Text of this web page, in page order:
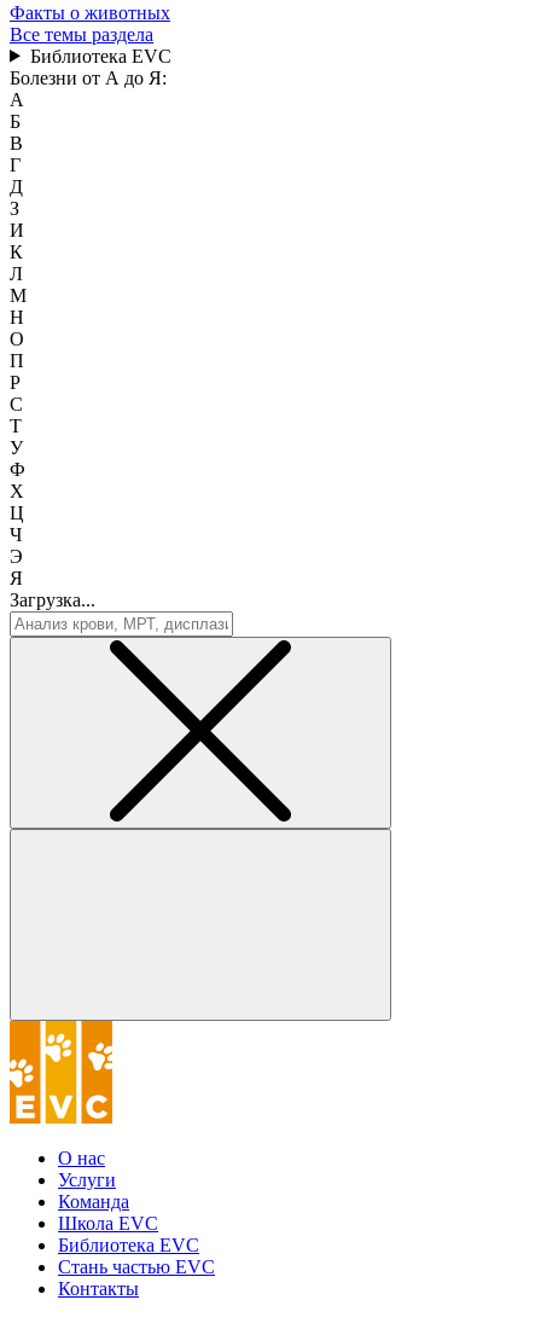
Факты о животных
Все темы раздела
Библиотека EVC
Болезни от А до Я:
А
Б
В
Г
Д
З
И
К
Л
М
Н
О
П
Р
С
Т
У
Ф
Х
Ц
Ч
Э
Я
Загрузка...
О нас
Услуги
Команда
Школа EVC
Библиотека EVC
Стань частью EVC
Контакты